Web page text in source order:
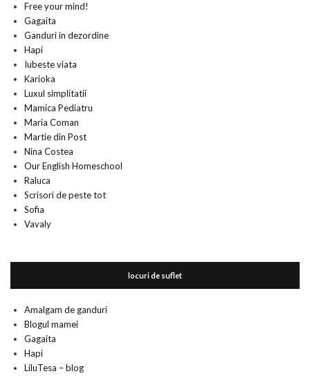
Free your mind!
Gagaita
Ganduri in dezordine
Hapi
Iubeste viata
Karioka
Luxul simplitatii
Mamica Pediatru
Maria Coman
Martie din Post
Nina Costea
Our English Homeschool
Raluca
Scrisori de peste tot
Sofia
Vavaly
locuri de suflet
Amalgam de ganduri
Blogul mamei
Gagaita
Hapi
LiluTesa – blog